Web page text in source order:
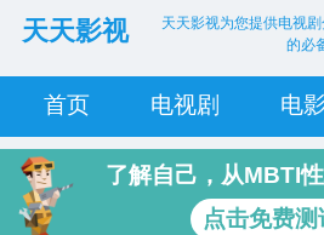
天天影视
天天影视为您提供电视
的必
首页 电视剧 电影
了解自己，从MBTI
点击免费测